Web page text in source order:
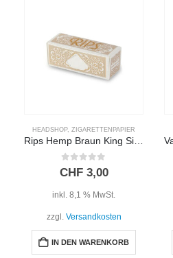
HEADSHOP, ZIGARETTENPAPIER
Rips Hemp Braun King Size
0out of 5
CHF3,00
inkl. 8,1 % MwSt.
zzgl. Versandkosten
IN DEN WARENKORB